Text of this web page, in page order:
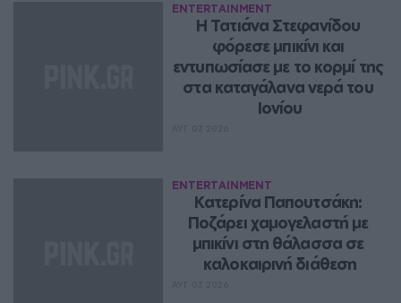
ENTERTAINMENT
Η Τατιάνα Στεφανίδου
φόρεσε μπικίνι και
εντυπωσίασε με το κορμί της
στα καταγάλανα νερά του
Ιονίου
ENTERTAINMENT
Κατερίνα Παπουτσάκη:
Ποζάρει χαμογελαστή με
μπικίνι στη θάλασσα σε
καλοκαιρινή διάθεση